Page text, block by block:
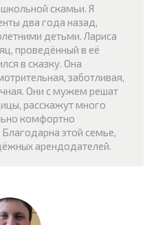
скамьи. Я
два года назад,
детьми. Лариса
проведённый в её
в сказку. Она
заботливая,
Они с мужем решат
расскажут много
комфортно
этой семье,
арендодателей.